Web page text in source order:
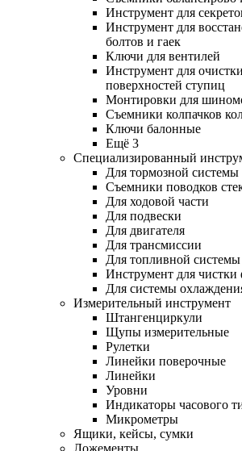
Инструмент для
Инструмент для
болтов и гаек
Ключи для вентилей
Инструмент для
поверхностей ступиц
Монтировки для
Съемники колпачков
Ключи балонные
Ещё 3
Специализированный
Для тормозной системы
Съемники поводков
Для ходовой части
Для подвески
Для двигателя
Для трансмиссии
Для топливной системы
Инструмент для чистки
Для системы
Измерительный инструмент
Штангенциркули
Щупы измерительные
Рулетки
Линейки поверочные
Линейки
Уровни
Индикаторы часового
Микрометры
Ящики, кейсы, сумки